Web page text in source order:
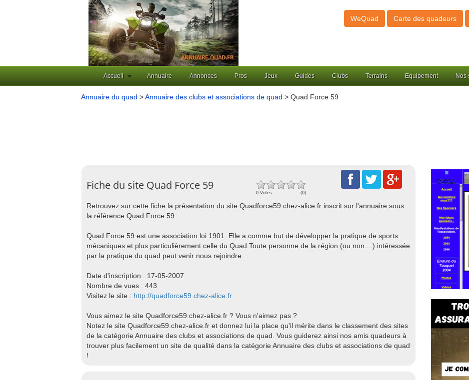
WeQuad Carte des quadeurs
Accueil Annuaire Annonces Pros Jeux Guides Clubs Terrains Equipement Nos
Annuaire du quad >Annuaire des clubs et associations de quad > Quad Force 59
Fiche du site Quad Force 59
0 Votes (0)
Retrouvez sur cette fiche la présentation du site Quadforce59.chez-alice.fr inscrit sur l'annuaire sous
la référence Quad Force 59 :
Quad Force 59 est une association loi 1901 .Elle a comme but de développer la pratique de sports
mécaniques et plus particulièrement celle du Quad.Toute personne de la région (ou non....) intéressée
par la pratique du quad peut venir nous rejoindre .
Date d'inscription : 17-05-2007
Nombre de vues : 443
Visitez le site : http://quadforce59.chez-alice.fr
Vous aimez le site Quadforce59.chez-alice.fr ? Vous n'aimez pas ?
Notez le site Quadforce59.chez-alice.fr et donnez lui la place qu'il mérite dans le classement des sites
de la catégorie Annuaire des clubs et associations de quad. Vous guiderez ainsi nos amis quadeurs à
trouver plus facilement un site de qualité dans la catégorie Annuaire des clubs et associations de quad
!